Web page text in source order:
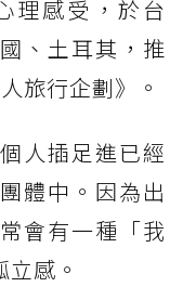
理感受，於台
、土耳其，推
旅行企劃》。
人插足進已經
體中。因為出
會有一種「我
感。